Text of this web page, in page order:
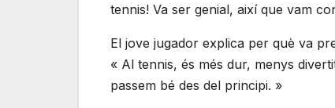
tennis! Va ser genial, així que vam
El jove jugador explica per què va
« Al tennis, és més dur, menys
passem bé des del principi. »